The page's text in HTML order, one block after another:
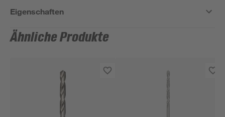
Eigenschaften
Ähnliche Produkte